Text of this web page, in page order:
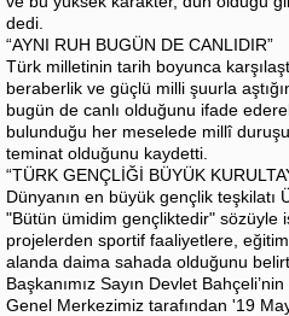
dedi.
“AYNI RUH BUGÜN DE CANLIDIR”
Türk milletinin tarih boyunca
beraberlik ve güçlü milli şuurla
bugün de canlı olduğunu ifade
bulunduğu her meselede millî
teminat olduğunu kaydetti.
“TÜRK GENÇLİĞİ BÜYÜK
Dünyanın en büyük gençlik teşkilatı
"Bütün ümidim gençliktedir" sözüyle
projelerden sportif faaliyetlere,
alanda daima sahada olduğunu
Başkanımız Sayın Devlet
Genel Merkezimiz tarafından '19